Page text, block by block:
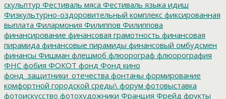
скульптур Фестиваль мяса Фестиваль языка идиш
Физкультурно-оздоровительный комплекс фиксированная
выплата Филармония Филиппов Филиппова
финансирование финансовая грамотность финансовая
пирамида финансовые пирамиды финансовый омбудсмен
финансы Фишман флешмоб флюорограф флюорография
ФНС фобия ФОКОТ фонд Фонд кино
фонд_защитники_отечества фонтаны формирование
комфортной городской среды\ форум фотовыставка
фотоискусство фотохудожники Франция Фрейд фрукты